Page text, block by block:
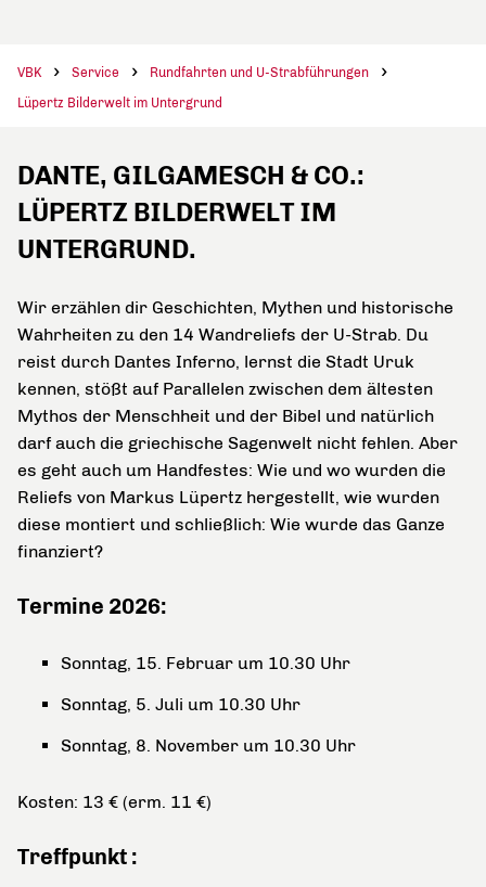
VBK Service
Rundfahrten und U-Strabführungen
Lüpertz Bilderwelt im Untergrund
DANTE, GILGAMESCH & CO.:
LÜPERTZ BILDERWELT IM
UNTERGRUND.
Wir erzählen dir Geschichten, Mythen und historische
Wahrheiten zu den 14 Wandreliefs der U-Strab. Du
reist durch Dantes Inferno, lernst die Stadt Uruk
kennen, stößt auf Parallelen zwischen dem ältesten
Mythos der Menschheit und der Bibel und natürlich
darf auch die griechische Sagenwelt nicht fehlen. Aber
es geht auch um Handfestes: Wie und wo wurden die
Reliefs von Markus Lüpertz hergestellt, wie wurden
diese montiert und schließlich: Wie wurde das Ganze
finanziert?
Termine 2026:
Sonntag, 15. Februar um 10.30 Uhr
Sonntag, 5. Juli um 10.30 Uhr
Sonntag, 8. November um 10.30 Uhr
Kosten: 13 € (erm. 11 €)
Treffpunkt :